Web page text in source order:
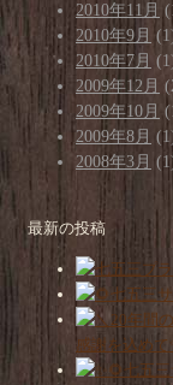
2010年11月
2010年9月
2010年7月
2009年12月
2009年10月
2009年8月
2008年3月
最新の投稿
感謝を込めて